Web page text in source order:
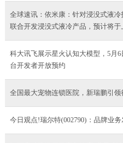
全球速讯：依米康：针对浸没式液
联合开发浸没式液冷产品，预计将
科大讯飞展示星火认知大模型，5月
台开发者开放预约
全国最大宠物连锁医院，新瑞鹏引
今日观点!瑞尔特(002790)：品牌业